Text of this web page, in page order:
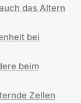
das Altern
bei
beim
Zellen